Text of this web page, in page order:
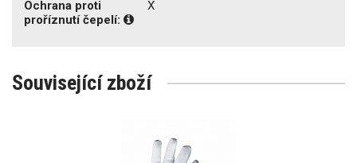
Ochrana proti
proříznutí čepelí:
X
Související zboží